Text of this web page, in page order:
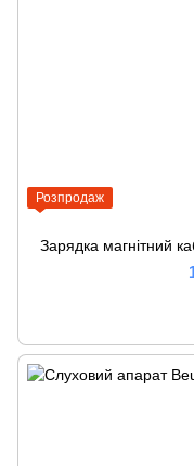
Розпродаж
Зарядка магнітний